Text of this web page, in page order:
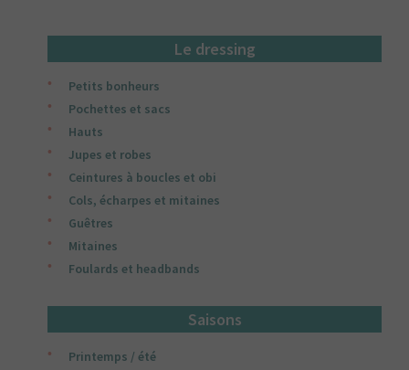
au
plus
ancien
Le dressing
Petits bonheurs
Pochettes et sacs
Hauts
Jupes et robes
Ceintures à boucles et obi
Cols, écharpes et mitaines
Guêtres
Mitaines
Foulards et headbands
Saisons
Printemps / été